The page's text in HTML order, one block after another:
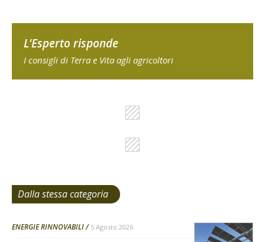
L'Esperto risponde
I consigli di Terra e Vita agli agricoltori
Dalla stessa categoria
ENERGIE RINNOVABILI 5 Agosto 2026